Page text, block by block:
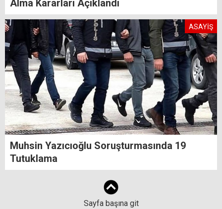
Alma Kararları Açıklandı
ASAYİŞ
Muhsin Yazıcıoğlu Soruşturmasında 19
Tutuklama
Sayfa başına git